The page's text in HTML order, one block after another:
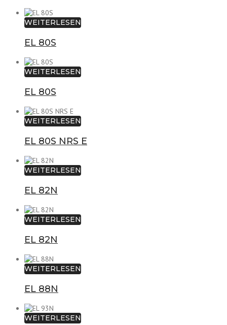
WEITERLESEN
EL 80S
WEITERLESEN
EL 80S
WEITERLESEN
EL 80S NRS E
WEITERLESEN
EL 82N
WEITERLESEN
EL 82N
WEITERLESEN
EL 88N
WEITERLESEN